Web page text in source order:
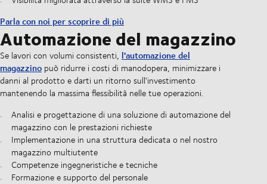
Parla con noi per scoprire di più
Automazione del magazzino
Se lavori con volumi consistenti, l'automazione del
magazzino può ridurre i costi di manodopera, minimizzare i
danni al prodotto e darti un ritorno sull'investimento
mantenendo la massima flessibilità nelle tue operazioni.
Analisi e progettazione di una soluzione di automazione del
magazzino con le prestazioni richieste
Implementazione in una struttura dedicata o nel nostro
magazzino multiutente
Competenze ingegneristiche e tecniche
Formazione e supporto del personale